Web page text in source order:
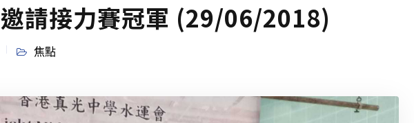
請接力賽冠軍 (29/06/2018)
焦點